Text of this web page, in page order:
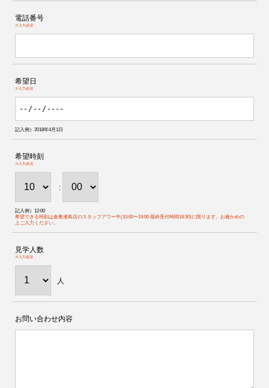
電話番号
※入力必須
希望日
※入力必須
記入例）2018年4月1日
希望時刻
※入力必須
:
記入例）12:00
希望できる時刻は倉敷連島店のスタッフアワー中(10:00〜19:00 最終受付時間18:30)に限ります。お確かめの
上ご入力ください。
見学人数
※入力必須
人
お問い合わせ内容